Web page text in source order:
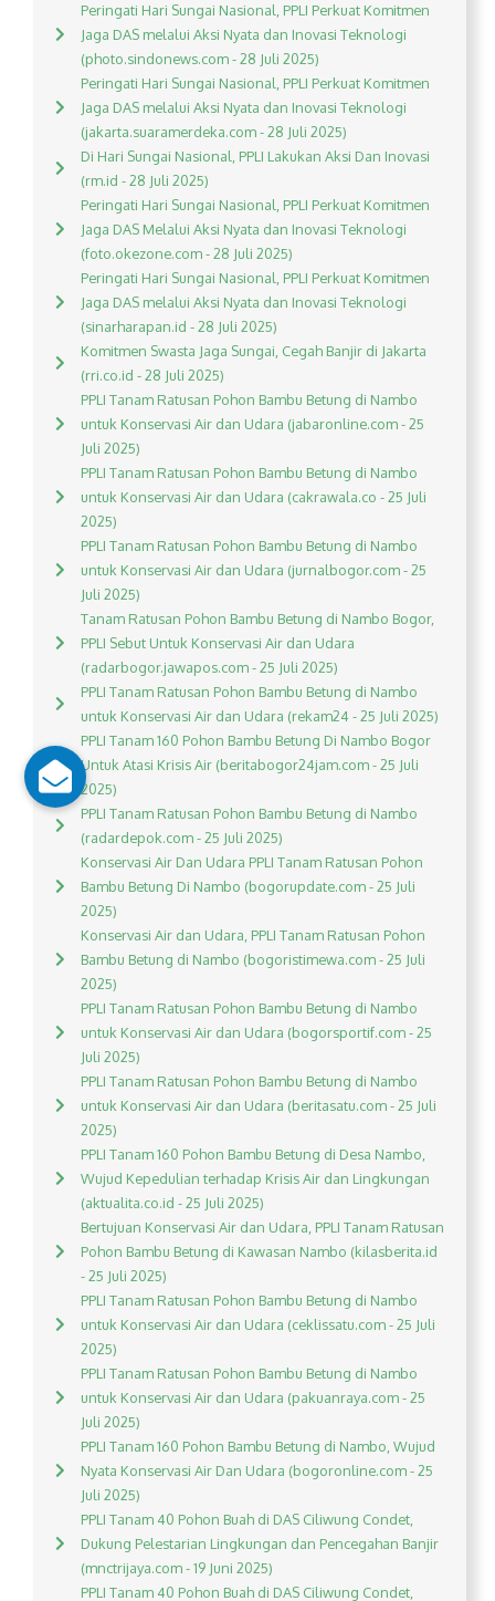
Peringati Hari Sungai Nasional, PPLI Perkuat Komitmen
Jaga DAS melalui Aksi Nyata dan Inovasi Teknologi
(photo.sindonews.com - 28 Juli 2025)
Peringati Hari Sungai Nasional, PPLI Perkuat Komitmen
Jaga DAS melalui Aksi Nyata dan Inovasi Teknologi
(jakarta.suaramerdeka.com - 28 Juli 2025)
Di Hari Sungai Nasional, PPLI Lakukan Aksi Dan Inovasi
(rm.id - 28 Juli 2025)
Peringati Hari Sungai Nasional, PPLI Perkuat Komitmen
Jaga DAS Melalui Aksi Nyata dan Inovasi Teknologi
(foto.okezone.com - 28 Juli 2025)
Peringati Hari Sungai Nasional, PPLI Perkuat Komitmen
Jaga DAS melalui Aksi Nyata dan Inovasi Teknologi
(sinarharapan.id - 28 Juli 2025)
Komitmen Swasta Jaga Sungai, Cegah Banjir di Jakarta
(rri.co.id - 28 Juli 2025)
PPLI Tanam Ratusan Pohon Bambu Betung di Nambo
untuk Konservasi Air dan Udara (jabaronline.com - 25
Juli 2025)
PPLI Tanam Ratusan Pohon Bambu Betung di Nambo
untuk Konservasi Air dan Udara (cakrawala.co - 25 Juli
2025)
PPLI Tanam Ratusan Pohon Bambu Betung di Nambo
untuk Konservasi Air dan Udara (jurnalbogor.com - 25
Juli 2025)
Tanam Ratusan Pohon Bambu Betung di Nambo Bogor,
PPLI Sebut Untuk Konservasi Air dan Udara
(radarbogor.jawapos.com - 25 Juli 2025)
PPLI Tanam Ratusan Pohon Bambu Betung di Nambo
untuk Konservasi Air dan Udara (rekam24 - 25 Juli 2025)
PPLI Tanam 160 Pohon Bambu Betung Di Nambo Bogor
Untuk Atasi Krisis Air (beritabogor24jam.com - 25 Juli
2025)
PPLI Tanam Ratusan Pohon Bambu Betung di Nambo
(radardepok.com - 25 Juli 2025)
Konservasi Air Dan Udara PPLI Tanam Ratusan Pohon
Bambu Betung Di Nambo (bogorupdate.com - 25 Juli
2025)
Konservasi Air dan Udara, PPLI Tanam Ratusan Pohon
Bambu Betung di Nambo (bogoristimewa.com - 25 Juli
2025)
PPLI Tanam Ratusan Pohon Bambu Betung di Nambo
untuk Konservasi Air dan Udara (bogorsportif.com - 25
Juli 2025)
PPLI Tanam Ratusan Pohon Bambu Betung di Nambo
untuk Konservasi Air dan Udara (beritasatu.com - 25 Juli
2025)
PPLI Tanam 160 Pohon Bambu Betung di Desa Nambo,
Wujud Kepedulian terhadap Krisis Air dan Lingkungan
(aktualita.co.id - 25 Juli 2025)
Bertujuan Konservasi Air dan Udara, PPLI Tanam Ratusan
Pohon Bambu Betung di Kawasan Nambo (kilasberita.id
- 25 Juli 2025)
PPLI Tanam Ratusan Pohon Bambu Betung di Nambo
untuk Konservasi Air dan Udara (ceklissatu.com - 25 Juli
2025)
PPLI Tanam Ratusan Pohon Bambu Betung di Nambo
untuk Konservasi Air dan Udara (pakuanraya.com - 25
Juli 2025)
PPLI Tanam 160 Pohon Bambu Betung di Nambo, Wujud
Nyata Konservasi Air Dan Udara (bogoronline.com - 25
Juli 2025)
PPLI Tanam 40 Pohon Buah di DAS Ciliwung Condet,
Dukung Pelestarian Lingkungan dan Pencegahan Banjir
(mnctrijaya.com - 19 Juni 2025)
PPLI Tanam 40 Pohon Buah di DAS Ciliwung Condet,